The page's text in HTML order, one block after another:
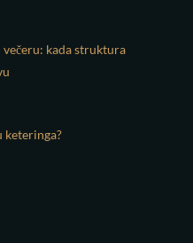
večeru: kada struktura
keteringa?